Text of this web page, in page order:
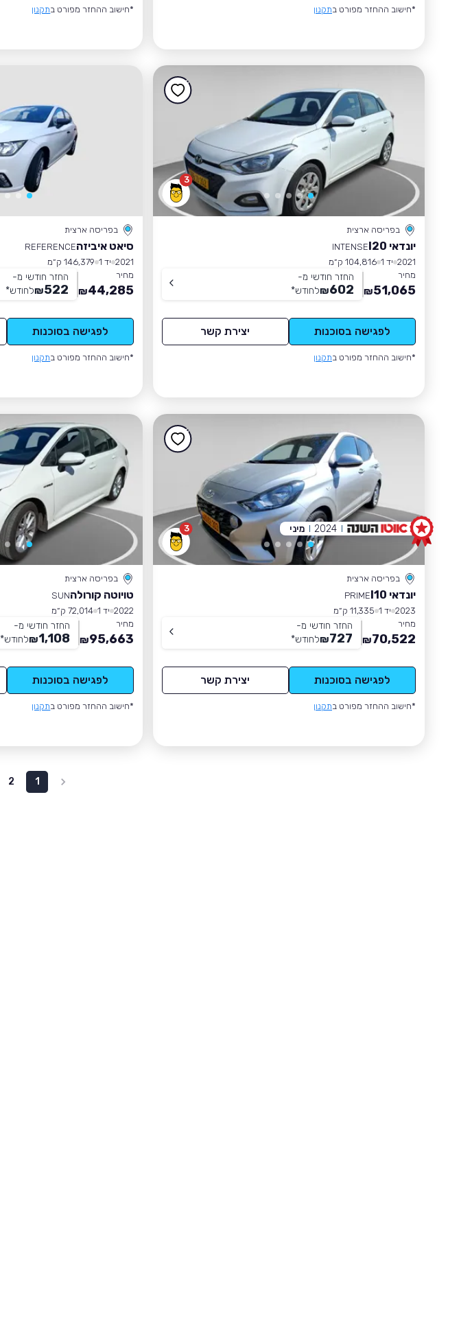
*חישוב ההחזר מפורט בתקנון *חישוב ההחזר מפורט בתקנון
3
בפריסה ארצית
יונדאי I20
INTENSE
2021 יד 1
104,816 ק״מ
מחיר
51,065
₪
החזר חודשי מ-
602
₪לחודש*
לפגישה בסוכנות יצירת קשר
*חישוב ההחזר מפורט בתקנון
בפריסה ארצית
סיאט איביזהREFERENCE
2021 יד 1
146,379 ק״מ
מחיר
44,285
₪
החזר חודשי מ-
522
₪לחודש*
לפגישה בסוכנות
*חישוב ההחזר מפורט בתקנון
3
בפריסה ארצית
יונדאי I10
PRIME
2023 יד 1
11,335 ק״מ
מחיר
70,522
₪
החזר חודשי מ-
727
₪לחודש*
לפגישה בסוכנות יצירת קשר
*חישוב ההחזר מפורט בתקנון
2024 מיני
בפריסה ארצית
טויוטה קורולהSUN
2022 יד 1
72,014 ק״מ
מחיר
95,663
₪
החזר חודשי מ-
1,108
₪לחודש*
לפגישה בסוכנות
*חישוב ההחזר מפורט בתקנון
1
2